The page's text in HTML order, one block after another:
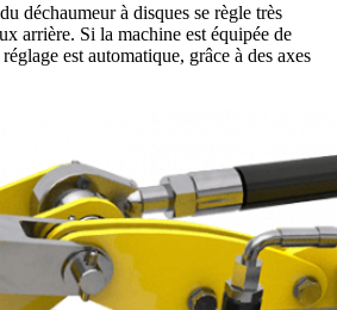
déchaumeur à disques se règle très
arrière. Si la machine est équipée de
est automatique, grâce à des axes